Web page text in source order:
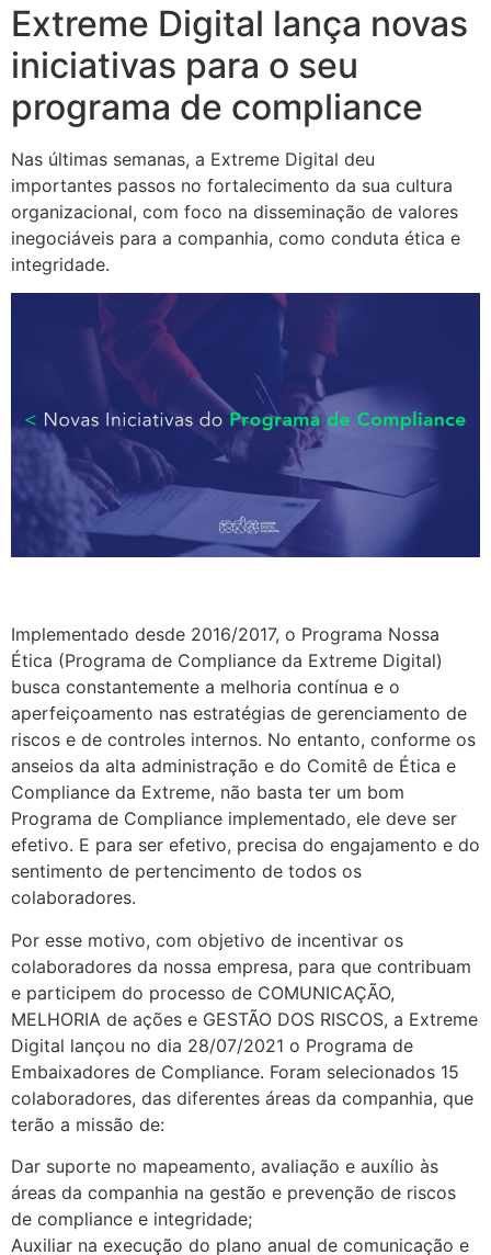
Extreme Digital lança novas
iniciativas para o seu
programa de compliance
Nas últimas semanas, a Extreme Digital deu
importantes passos no fortalecimento da sua cultura
organizacional, com foco na disseminação de valores
inegociáveis para a companhia, como conduta ética e
integridade.
Implementado desde 2016/2017, o Programa Nossa
Ética (Programa de Compliance da Extreme Digital)
busca constantemente a melhoria contínua e o
aperfeiçoamento nas estratégias de gerenciamento de
riscos e de controles internos. No entanto, conforme os
anseios da alta administração e do Comitê de Ética e
Compliance da Extreme, não basta ter um bom
Programa de Compliance implementado, ele deve ser
efetivo. E para ser efetivo, precisa do engajamento e do
sentimento de pertencimento de todos os
colaboradores.
Por esse motivo, com objetivo de incentivar os
colaboradores da nossa empresa, para que contribuam
e participem do processo de COMUNICAÇÃO,
MELHORIA de ações e GESTÃO DOS RISCOS, a Extreme
Digital lançou no dia 28/07/2021 o Programa de
Embaixadores de Compliance. Foram selecionados 15
colaboradores, das diferentes áreas da companhia, que
terão a missão de:
Dar suporte no mapeamento, avaliação e auxílio às
áreas da companhia na gestão e prevenção de riscos
de compliance e integridade;
Auxiliar na execução do plano anual de comunicação e